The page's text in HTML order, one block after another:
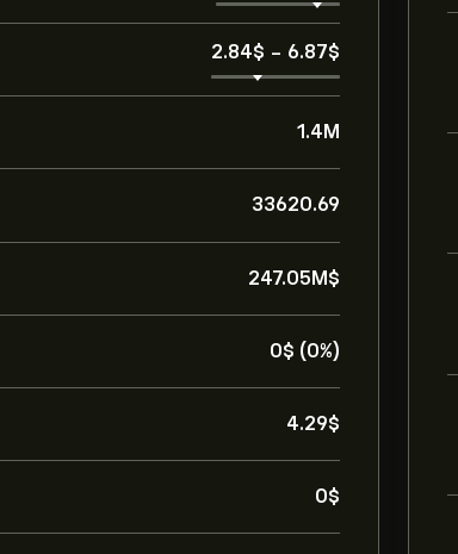
2.84‎$‎ - 6.87‎$‎
1.4M
33620.69
247.05M‎$‎
0‎$‎ (0%)
4.29‎$‎
0‎$‎